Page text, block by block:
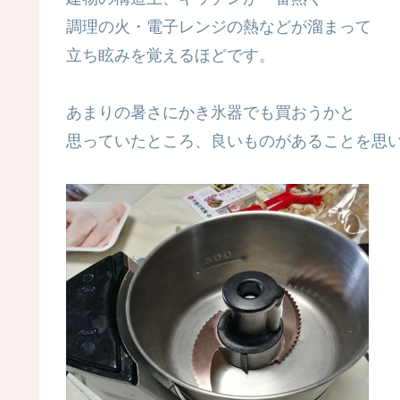
調理の火・電子レンジの熱などが溜まって
立ち眩みを覚えるほどです。
あまりの暑さにかき氷器でも買おうかと
思っていたところ、良いものがあることを思